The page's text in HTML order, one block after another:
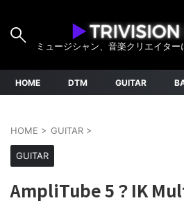
ミュージシャン、音楽クリエイタ
HOME DTM GUITAR
HOME > GUITAR >
GUITAR
AmpliTube 5？IK